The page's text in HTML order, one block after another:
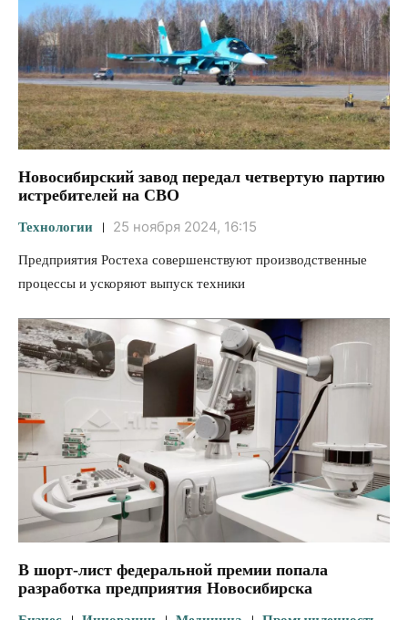
Новосибирский завод передал четвертую партию
истребителей на СВО
Технологии 25 ноября 2024, 16:15
Предприятия Ростеха совершенствуют производственные
процессы и ускоряют выпуск техники
В шорт-лист федеральной премии попала
разработка предприятия Новосибирска